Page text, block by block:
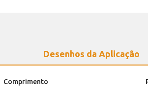
Desenhos da Aplicação
Comprimento